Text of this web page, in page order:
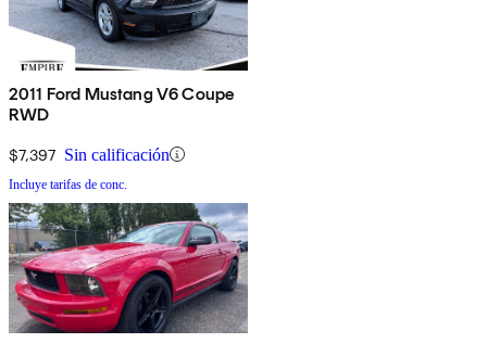
2011 Ford Mustang V6 Coupe
RWD
$7,397 Sin calificación
Incluye tarifas de conc.